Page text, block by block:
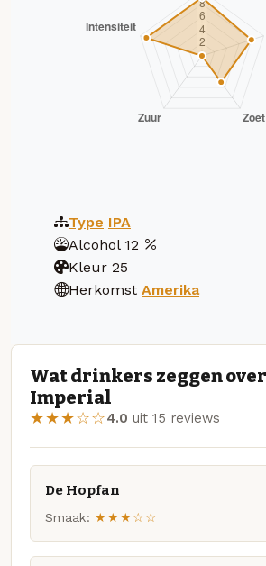
Type IPA
Alcohol 12
Kleur 25
Herkomst Amerika
Wat drinkers zeggen
Imperial
★★★☆☆4.0 uit 15 reviews
De Hopfan
Smaak: ★★★☆☆